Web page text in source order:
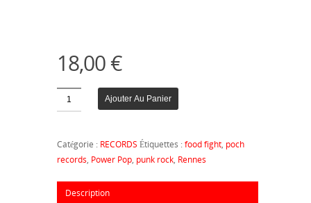
18,00€
Quantité Ajouter Au Panier
Catégorie : RECORDS Étiquettes : food fight, poch
records, Power Pop, punk rock, Rennes
Description